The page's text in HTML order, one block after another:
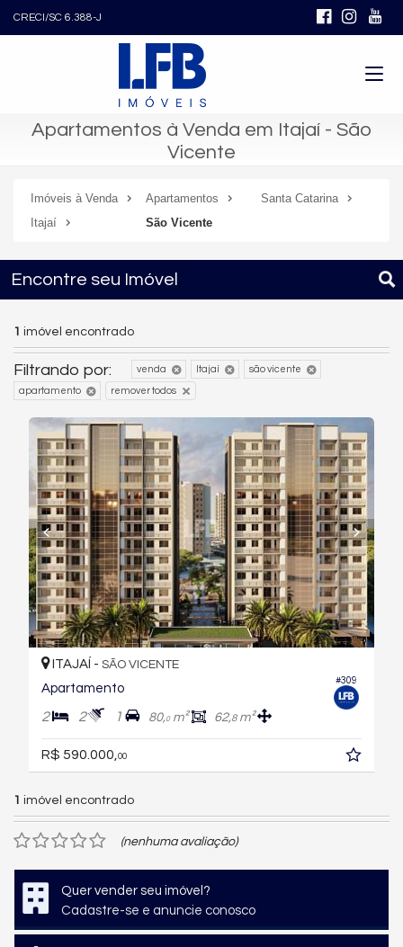
CRECI/SC 6.388-J
Apartamentos à Venda em Itajaí - São
Vicente
Imóveis à Venda Apartamentos
Santa Catarina
Itajaí
São Vicente
Encontre seu Imóvel
1 imóvel encontrado
Filtrando por: venda Itajaí são vicente
apartamento remover todos
#309
ITAJAÍ - SÃO VICENTE
Apartamento
2 2 1 80,0m² 62,8m²
R$ 590.000, 00
1 imóvel encontrado
(nenhuma avaliação)
Quer vender seu imóvel?
Cadastre-se e anuncie conosco